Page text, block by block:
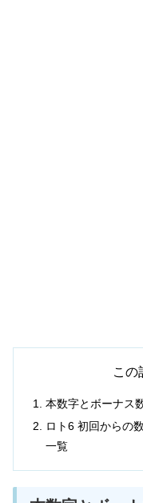
この
本数字とボーナス
ロト6 初回からの
一覧